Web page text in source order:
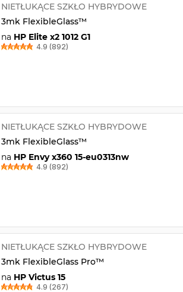
NIETŁUKĄCE SZKŁO HYBRYDOWE
3mk FlexibleGlass™
na HP Elite x2 1012 G1
4.9 (892)
NIETŁUKĄCE SZKŁO HYBRYDOWE
3mk FlexibleGlass™
na HP Envy x360 15-eu0313nw
4.9 (892)
NIETŁUKĄCE SZKŁO HYBRYDOWE
3mk FlexibleGlass Pro™
na HP Victus 15
4.9 (267)